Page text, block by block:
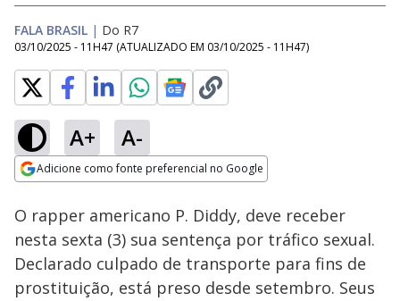
FALA BRASIL | Do R7
03/10/2025 - 11H47 (ATUALIZADO EM 03/10/2025 - 11H47)
A+ A-
Adicione como fonte preferencial no Google
Ativar
Loaded
70.53%
O rapper americano P. Diddy, deve receber
nesta sexta (3) sua sentença por tráfico sexual.
Declarado culpado de transporte para fins de
prostituição, está preso desde setembro. Seus